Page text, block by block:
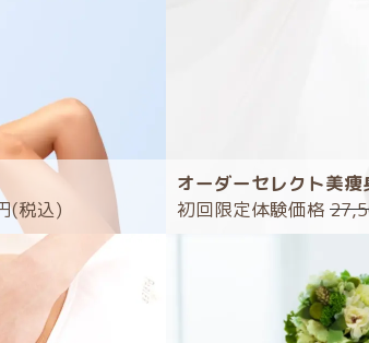
(税込)
オーダーセレクト美痩
初回限定体験価格